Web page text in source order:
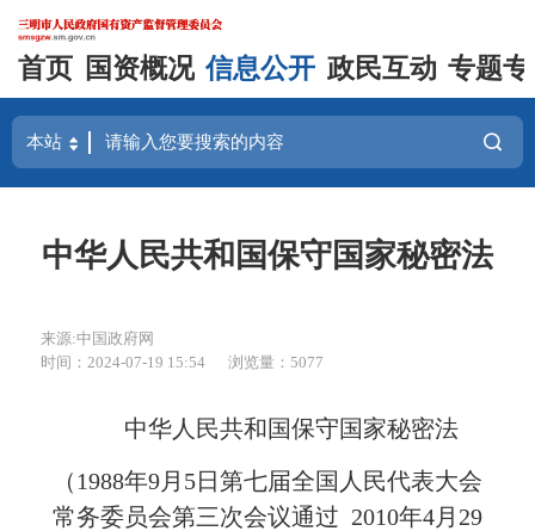
首页 国资概况 信息公开 政民互动 专题
中华人民共和国保守国家秘密法
来源:中国政府网
时间：2024-07-19 15:54
浏览量：5077
中华人民共和国保守国家秘密法
（1988年9月5日第七届全国人民代表大会
常务委员会第三次会议通过 2010年4月29